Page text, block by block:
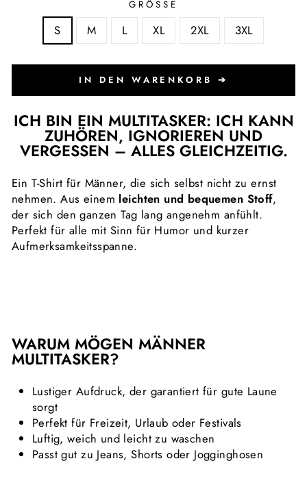
GRÖSSE
S M L XL 2XL 3XL
IN DEN WARENKORB ➔
ICH BIN EIN MULTITASKER: ICH KANN
ZUHÖREN, IGNORIEREN UND
VERGESSEN – ALLES GLEICHZEITIG.
Ein T-Shirt für Männer, die sich selbst nicht zu ernst
nehmen. Aus einem leichten und bequemen Stoff,
der sich den ganzen Tag lang angenehm anfühlt.
Perfekt für alle mit Sinn für Humor und kurzer
Aufmerksamkeitsspanne.
WARUM MÖGEN MÄNNER
MULTITASKER?
Lustiger Aufdruck, der garantiert für gute Laune
sorgt
Perfekt für Freizeit, Urlaub oder Festivals
Luftig, weich und leicht zu waschen
Passt gut zu Jeans, Shorts oder Jogginghosen